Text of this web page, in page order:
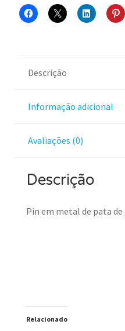
Descrição
Informação adicional
Avaliações (0)
Descrição
Pin em metal de pata
Relacionado